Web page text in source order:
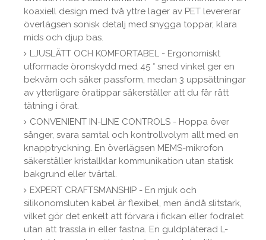
koaxiell design med två yttre lager av PET levererar
överlägsen sonisk detalj med snygga toppar, klara
mids och djup bas.
LJUSLÄTT OCH KOMFORTABEL - Ergonomiskt
utformade öronskydd med 45 ° sned vinkel ger en
bekväm och säker passform, medan 3 uppsättningar
av ytterligare öratippar säkerställer att du får rätt
tätning i örat.
CONVENIENT IN-LINE CONTROLS - Hoppa över
sånger, svara samtal och kontrollvolym allt med en
knapptryckning. En överlägsen MEMS-mikrofon
säkerställer kristallklar kommunikation utan statisk
bakgrund eller tvärtal.
EXPERT CRAFTSMANSHIP - En mjuk och
silikonomsluten kabel är flexibel, men ändå slitstark,
vilket gör det enkelt att förvara i fickan eller fodralet
utan att trassla in eller fastna. En guldpläterad L-